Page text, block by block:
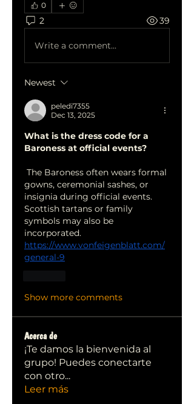
0
2 39
Write a comment...
Newest
peledi7355
Dec 13, 2025
What is the dress code for a
Baroness at official events?
gowns, ceremonial sashes, or
insignia during official events.
Scottish tartans or family
symbols may also be
incorporated.
https://www.vonfeigenblatt.com/
general-9
Show more comments
Acerca de
¡Te damos la bienvenida al
grupo! Puedes conectarte
con otro...
Leer más